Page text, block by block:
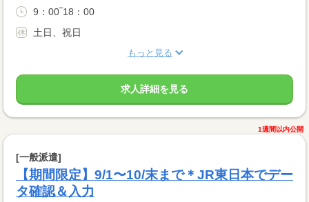
9：00‾18：00
土日、祝日
もっと見る
求人詳細を見る
1週間以内公開
[一般派遣]
【期間限定】9/1〜10/末まで＊JR東日本でデー
タ確認＆入力